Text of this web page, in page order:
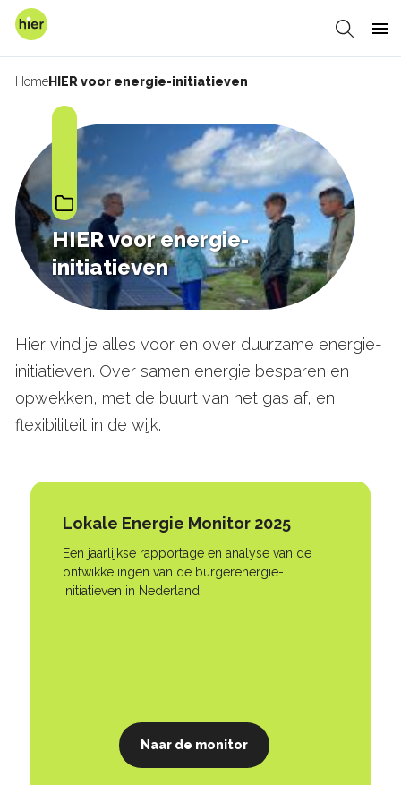
Overslaan
Zoeken
Kruimelpad
HomeHIER voor energie-initiatieven
HIER voor energie-
initiatieven
Hier vind je alles voor en over duurzame energie-
initiatieven. Over samen energie besparen en
opwekken, met de buurt van het gas af, en
flexibiliteit in de wijk.
Lokale Energie Monitor 2025
Een jaarlijkse rapportage en analyse van de
ontwikkelingen van de burgerenergie-
initiatieven in Nederland.
Naar de monitor